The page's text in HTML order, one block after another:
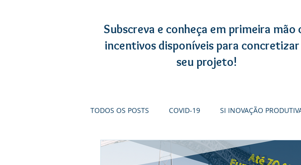
Subscreva e conheça em primeira mão
incentivos disponíveis para
seu projeto!
TODOS OS POSTS COVID-19 SI INOVAÇÃO
SI INTERNACIONALIZAÇÃO SI EMPREENDEDORISMO